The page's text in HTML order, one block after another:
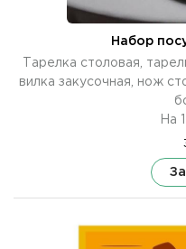
Набор
Тарелка столовая,
вилка закусочная, нож
На